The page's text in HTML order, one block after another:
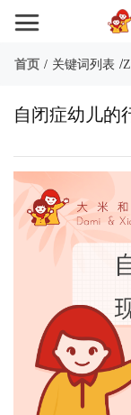
首页 / 关键词列表 /Z
自闭症幼儿的